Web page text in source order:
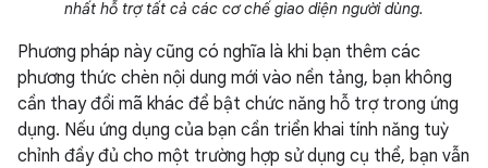
nhất hỗ trợ tất cả các cơ chế giao diện người dùng.
Phương pháp này cũng có nghĩa là khi bạn thêm các
phương thức chèn nội dung mới vào nền tảng, bạn không
cần thay đổi mã khác để bật chức năng hỗ trợ trong ứng
dụng. Nếu ứng dụng của bạn cần triển khai tính năng tuỳ
chỉnh đầy đủ cho một trường hợp sử dụng cụ thể, bạn vẫn